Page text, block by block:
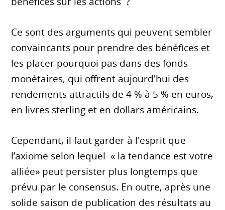
Ce sont des arguments qui peuvent sembler
convaincants pour prendre des bénéfices et
les placer pourquoi pas dans des fonds
monétaires, qui offrent aujourd'hui des
rendements attractifs de 4 % à 5 % en euros,
en livres sterling et en dollars américains.
Cependant, il faut garder à l'esprit que
l’axiome selon lequel « la tendance est votre
alliée» peut persister plus longtemps que
prévu par le consensus. En outre, après une
solide saison de publication des résultats au